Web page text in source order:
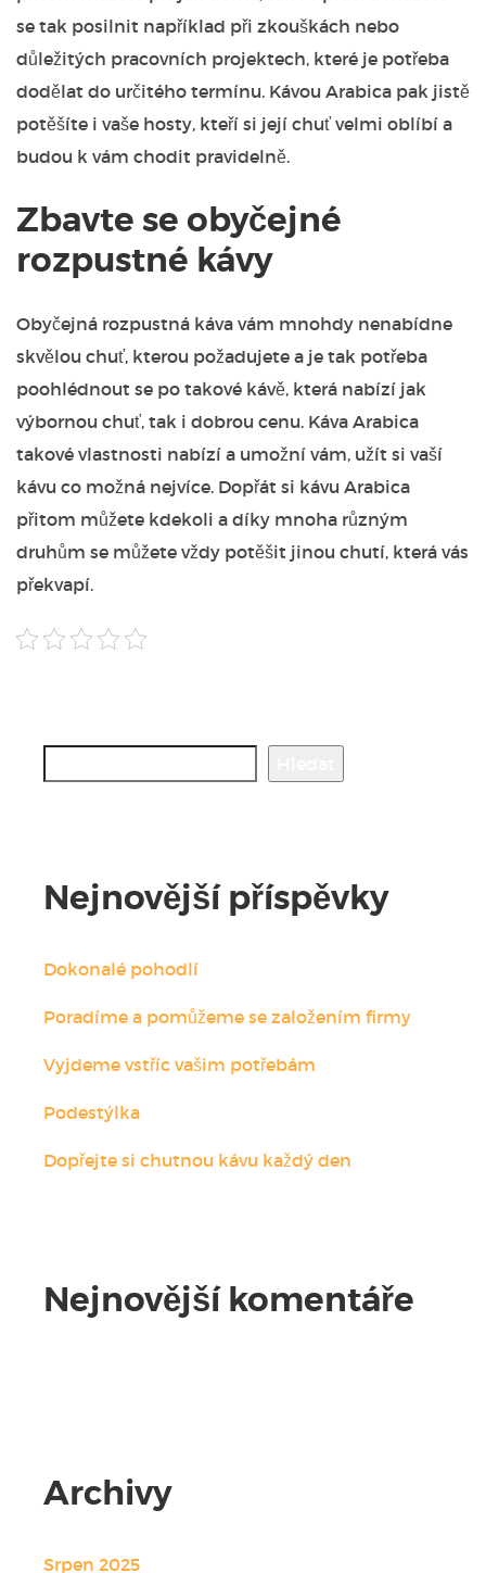
se tak posilnit například při zkouškách nebo
důležitých pracovních projektech, které je potřeba
dodělat do určitého termínu. Kávou Arabica pak jistě
potěšíte i vaše hosty, kteří si její chuť velmi oblíbí a
budou k vám chodit pravidelně.
Zbavte se obyčejné
rozpustné kávy
Obyčejná rozpustná káva vám mnohdy nenabídne
skvělou chuť, kterou požadujete a je tak potřeba
poohlédnout se po takové kávě, která nabízí jak
výbornou chuť, tak i dobrou cenu. Káva Arabica
takové vlastnosti nabízí a umožní vám, užít si vaší
kávu co možná nejvíce. Dopřát si kávu Arabica
přitom můžete kdekoli a díky mnoha různým
druhům se můžete vždy potěšit jinou chutí, která vás
překvapí.
Nejnovější příspěvky
Dokonalé pohodlí
Poradíme a pomůžeme se založením firmy
Vyjdeme vstříc vašim potřebám
Podestýlka
Dopřejte si chutnou kávu každý den
Nejnovější komentáře
Archivy
Srpen 2025